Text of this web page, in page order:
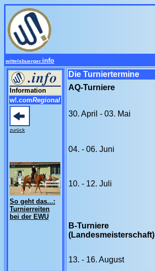
wittelsbuerger. info
Information
w!.comRegional
zurück
So geht das...:
Turnierreiten
bei der EWU
Die Turniertermine
AQ-Turniere
30. April - 03. Mai
04. - 06. Juni
10. - 12. Juli
B-Turniere
(Landesmeisterschaft)
13. - 16. August